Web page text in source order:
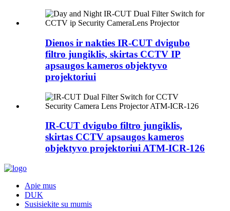
Dienos ir nakties IR-CUT dvigubo
filtro jungiklis, skirtas CCTV IP
apsaugos kameros objektyvo
projektoriui
IR-CUT dvigubo filtro jungiklis,
skirtas CCTV apsaugos kameros
objektyvo projektoriui ATM-ICR-126
Apie mus
DUK
Susisiekite su mumis